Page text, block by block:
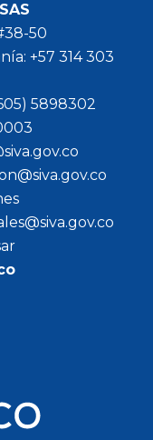
50
+57 314 303
5898302